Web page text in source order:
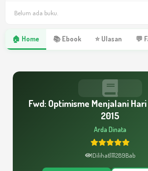
Belum ada buku.
🏠 Home 📚 Ebook ⭐ Ulasan 💬
Fwd: Optimisme Menjalani
2015
Arda Dinata
1Dilihat 289Bab